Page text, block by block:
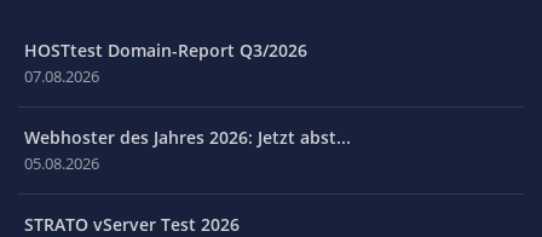
HOSTtest Domain-Report Q3/2026
07.08.2026
Webhoster des Jahres 2026: Jetzt abst...
05.08.2026
STRATO vServer Test 2026